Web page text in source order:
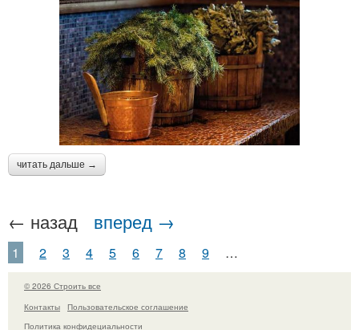
читать дальше →
← назад вперед →
1 2 3 4 5 6 7 8 9 …
© 2026 Строить все
Контакты
Пользовательское соглашение
Политика конфидециальности